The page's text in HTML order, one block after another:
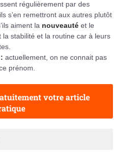
régulièrement par des
s’en remettront aux autres plutôt
aiment la nouveauté et le
stabilité et la routine car à leurs
actuellement, on ne connait pas
prénom.
votre article